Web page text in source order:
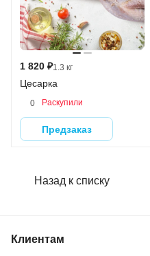
1 820 ₽1.3 кг
Цесарка
0 Раскупили
Предзаказ
Назад к списку
Клиентам